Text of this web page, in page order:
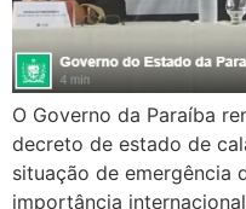
O Governo da Paraíba
decreto de estado de
situação de emergência
importância